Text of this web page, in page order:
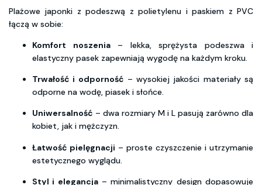
Plażowe japonki z podeszwą z polietylenu i paskiem z PVC
łączą w sobie:
Komfort noszenia– lekka, sprężysta podeszwa i
elastyczny pasek zapewniają wygodę na każdym kroku.
Trwałość i odporność – wysokiej jakości materiały są
odporne na wodę, piasek i słońce.
Uniwersalność – dwa rozmiary M i L pasują zarówno dla
kobiet, jak i mężczyzn.
Łatwość pielęgnacji – proste czyszczenie i utrzymanie
estetycznego wyglądu.
Styl i elegancja– minimalistyczny design dopasowuje